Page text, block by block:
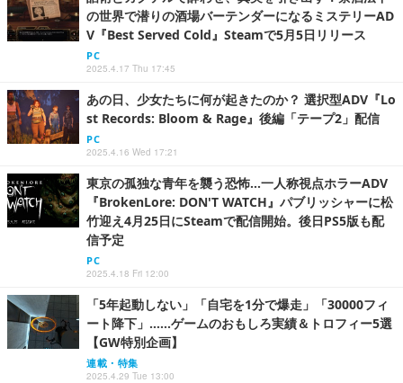
の世界で潜りの酒場バーテンダーになるミステリーAD
V『Best Served Cold』Steamで5月5日リリース
PC
2025.4.17 Thu 17:45
あの日、少女たちに何が起きたのか？ 選択型ADV『Lo
st Records: Bloom & Rage』後編「テープ2」配信
PC
2025.4.16 Wed 17:21
東京の孤独な青年を襲う恐怖…一人称視点ホラーADV
『BrokenLore: DON'T WATCH』パブリッシャーに松
竹迎え4月25日にSteamで配信開始。後日PS5版も配
信予定
PC
2025.4.18 Fri 12:00
「5年起動しない」「自宅を1分で爆走」「30000フィ
ート降下」……ゲームのおもしろ実績＆トロフィー5選
【GW特別企画】
連載・特集
2025.4.29 Tue 13:00